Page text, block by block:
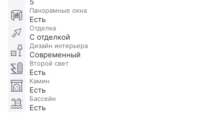
Панорамные окна
Есть
Отделка
С отделкой
Дизайн интерьера
Современный
Второй свет
Есть
Камин
Есть
Бассейн
Есть